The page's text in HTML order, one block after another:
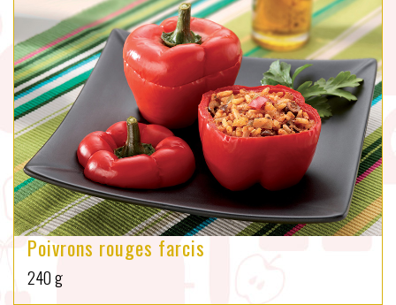
Poivrons rouges farcis
240 g